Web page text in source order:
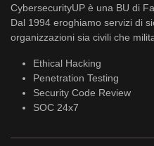
CybersecurityUP è una BU di
Dal 1994 eroghiamo servizi di
organizzazioni sia civili che
Ethical Hacking
Penetration Testing
Security Code Review
SOC 24x7